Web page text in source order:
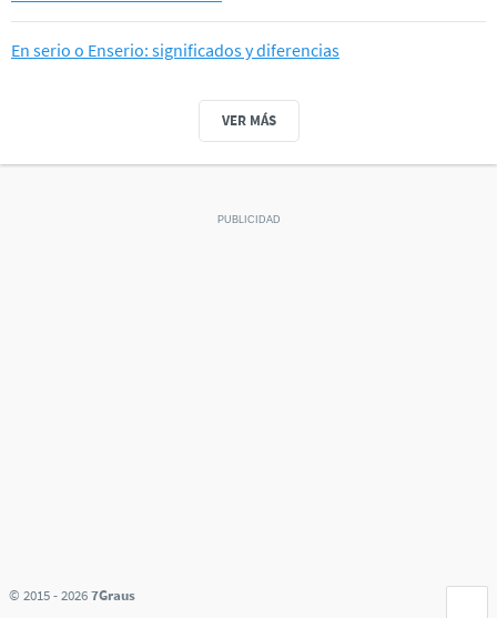
En serio o Enserio: significados y diferencias
VER MÁS
© 2015 - 20267Graus